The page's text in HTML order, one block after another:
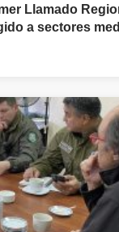
Llamado
a sectores